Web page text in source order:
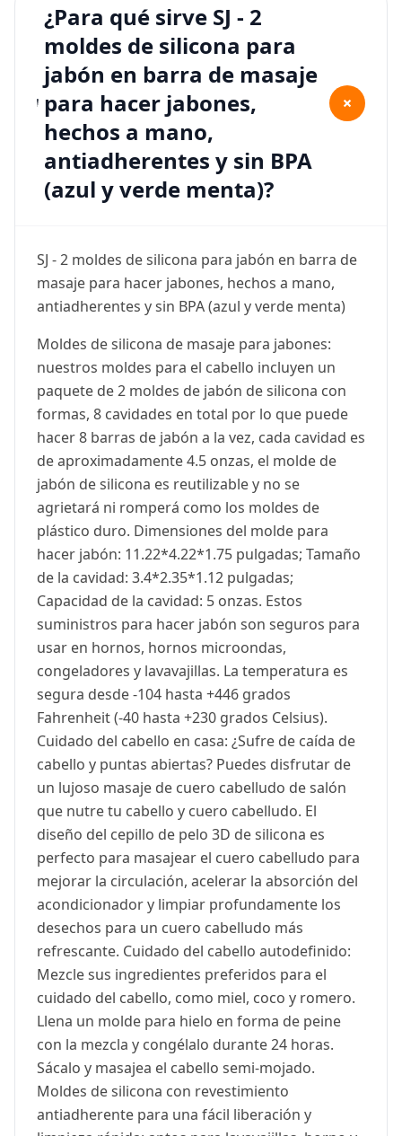
¿Para qué sirve SJ - 2
moldes de silicona para
jabón en barra de masaje
para hacer jabones,
hechos a mano,
antiadherentes y sin BPA
(azul y verde menta)?
+
SJ - 2 moldes de silicona para jabón en barra de
masaje para hacer jabones, hechos a mano,
antiadherentes y sin BPA (azul y verde menta)
Moldes de silicona de masaje para jabones:
nuestros moldes para el cabello incluyen un
paquete de 2 moldes de jabón de silicona con
formas, 8 cavidades en total por lo que puede
hacer 8 barras de jabón a la vez, cada cavidad es
de aproximadamente 4.5 onzas, el molde de
jabón de silicona es reutilizable y no se
agrietará ni romperá como los moldes de
plástico duro. Dimensiones del molde para
hacer jabón: 11.22*4.22*1.75 pulgadas; Tamaño
de la cavidad: 3.4*2.35*1.12 pulgadas;
Capacidad de la cavidad: 5 onzas. Estos
suministros para hacer jabón son seguros para
usar en hornos, hornos microondas,
congeladores y lavavajillas. La temperatura es
segura desde -104 hasta +446 grados
Fahrenheit (-40 hasta +230 grados Celsius).
Cuidado del cabello en casa: ¿Sufre de caída de
cabello y puntas abiertas? Puedes disfrutar de
un lujoso masaje de cuero cabelludo de salón
que nutre tu cabello y cuero cabelludo. El
diseño del cepillo de pelo 3D de silicona es
perfecto para masajear el cuero cabelludo para
mejorar la circulación, acelerar la absorción del
acondicionador y limpiar profundamente los
desechos para un cuero cabelludo más
refrescante. Cuidado del cabello autodefinido:
Mezcle sus ingredientes preferidos para el
cuidado del cabello, como miel, coco y romero.
Llena un molde para hielo en forma de peine
con la mezcla y congélalo durante 24 horas.
Sácalo y masajea el cabello semi-mojado.
Moldes de silicona con revestimiento
antiadherente para una fácil liberación y